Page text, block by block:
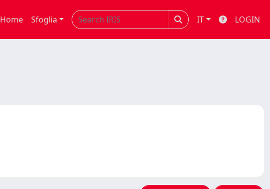
Home Sfoglia IT LOGIN